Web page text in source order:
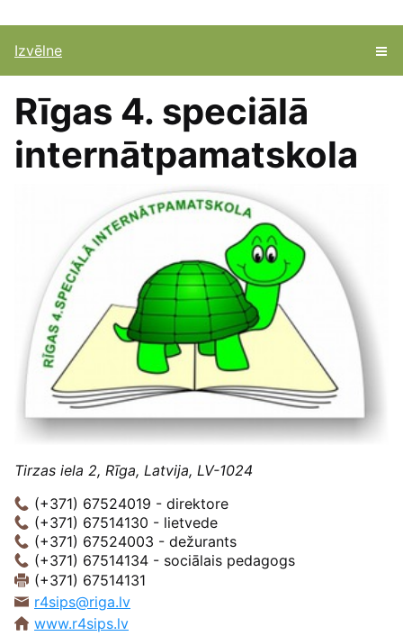
Izvēlne
Rīgas 4. speciālā
internātpamatskola
Tirzas iela 2, Rīga, Latvija, LV-1024
(+371) 67524019 - direktore
(+371) 67514130 - lietvede
(+371) 67524003 - dežurants
(+371) 67514134 - sociālais pedagogs
(+371) 67514131
r4sips@riga.lv
www.r4sips.lv